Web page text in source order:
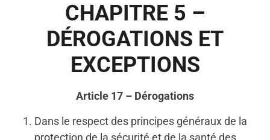
CHAPITRE 5 –
DÉROGATIONS ET
EXCEPTIONS
Article 17 – Dérogations
1. Dans le respect des principes généraux de la
protection de la sécurité et de la santé des